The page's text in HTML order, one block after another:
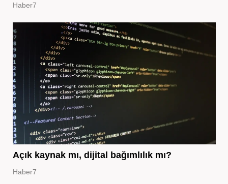
Haber7
Açık kaynak mı, dijital bağımlılık mı?
Haber7